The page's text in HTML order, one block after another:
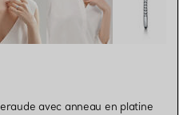
avec anneau en platine